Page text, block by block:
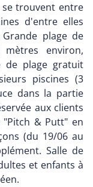
trouvent entre
d'entre elles
plage de
environ,
de plage gratuit
piscines (3
dans la partie
aux clients
& Putt" en
(du 19/06 au
Salle de
et enfants à